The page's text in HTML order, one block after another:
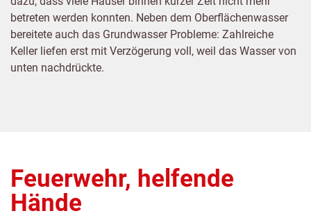
betreten werden konnten. Neben dem Oberflächenwasser
bereitete auch das Grundwasser Probleme: Zahlreiche
Keller liefen erst mit Verzögerung voll, weil das Wasser von
unten nachdrückte.
Feuerwehr, helfende
Hände